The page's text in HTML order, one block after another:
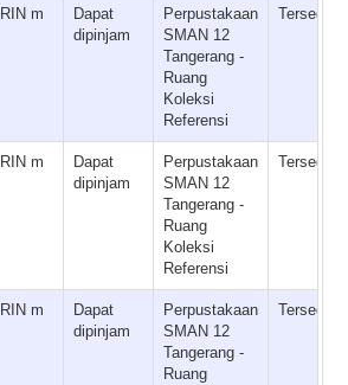
m
Dapat
dipinjam
Perpustakaan
SMAN 12
Tangerang -
Ruang
Koleksi
Referensi
Tersedia
m
Dapat
dipinjam
Perpustakaan
SMAN 12
Tangerang -
Ruang
Koleksi
Referensi
Tersedia
m
Dapat
dipinjam
Perpustakaan
SMAN 12
Tangerang -
Ruang
Tersedia